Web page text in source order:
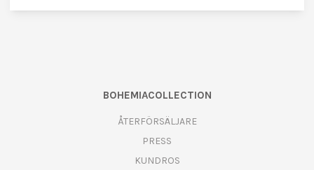
BOHEMIACOLLECTION
ÅTERFÖRSÄLJARE
PRESS
KUNDROS